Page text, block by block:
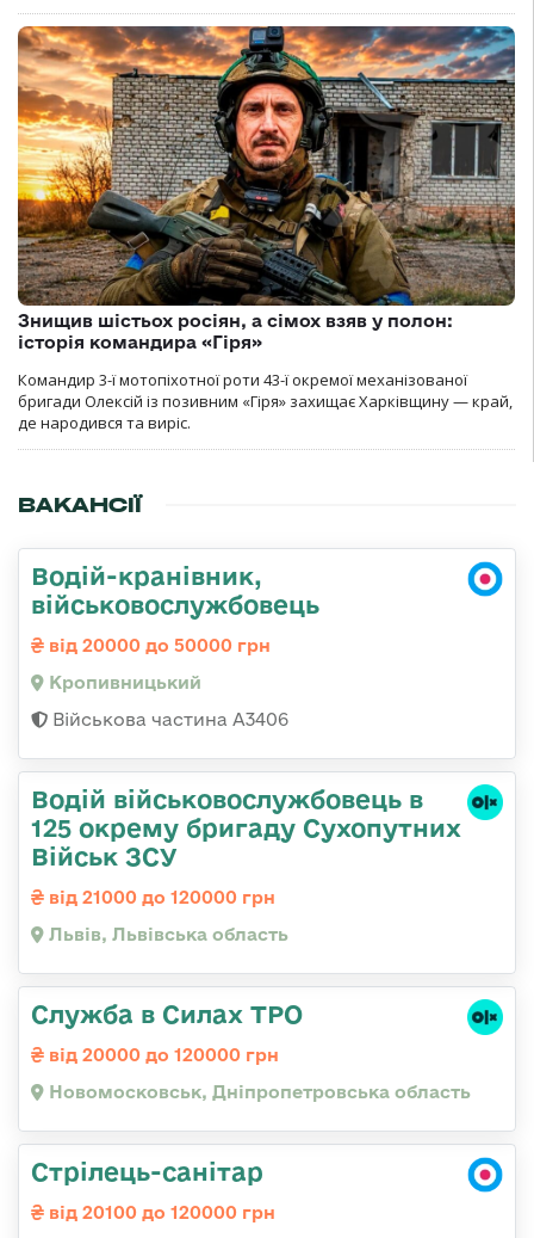
Знищив шістьох росіян, а сімох взяв у полон:
історія командира «Гіря»
Командир 3-ї мотопіхотної роти 43-ї окремої механізованої
бригади Олексій із позивним «Гіря» захищає Харківщину — край,
де народився та виріс.
ВАКАНСІЇ
Водій-кранівник,
військовослужбовець
від 20000 до 50000 грн
Кропивницький
Військова частина А3406
Водій військовослужбовець в
125 окрему бригаду Сухопутних
Військ ЗСУ
від 21000 до 120000 грн
Львів, Львівська область
Служба в Силах ТРО
від 20000 до 120000 грн
Новомосковськ, Дніпропетровська область
Стрілець-санітар
від 20100 до 120000 грн